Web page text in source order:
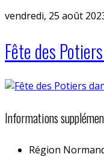
vendredi, 25 août
Fête des
Informations
Région